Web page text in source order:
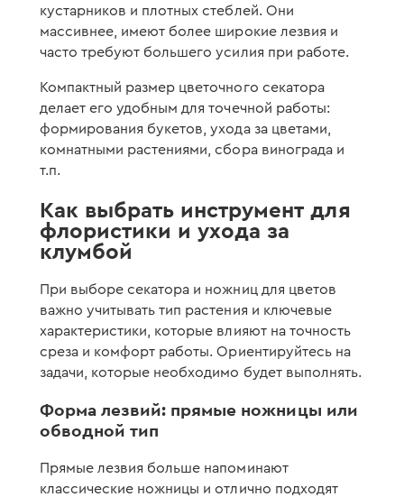
кустарников и плотных стеблей. Они
массивнее, имеют более широкие лезвия и
часто требуют большего усилия при работе.
Компактный размер цветочного секатора
делает его удобным для точечной работы:
формирования букетов, ухода за цветами,
комнатными растениями, сбора винограда и
т.п.
Как выбрать инструмент для
флористики и ухода за
клумбой
При выборе секатора и ножниц для цветов
важно учитывать тип растения и ключевые
характеристики, которые влияют на точность
среза и комфорт работы. Ориентируйтесь на
задачи, которые необходимо будет выполнять.
Форма лезвий: прямые ножницы или
обводной тип
Прямые лезвия больше напоминают
классические ножницы и отлично подходят